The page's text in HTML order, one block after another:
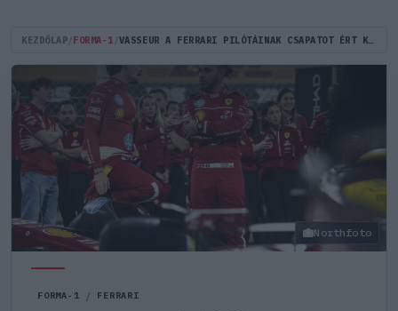
KEZDŐLAP FORMA-1 VASSEUR A FERRARI PILÓTÁINAK CSAPATOT ÉRT KRITIKÁIRÓL: PONTOSAN EZT KÉRJÜK TŐLÜK
Northfoto
FORMA-1 / FERRARI